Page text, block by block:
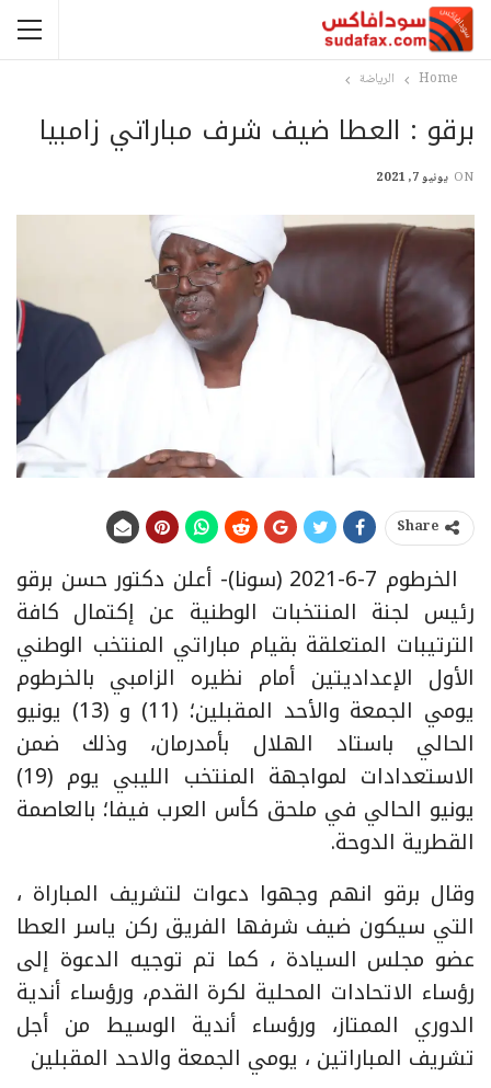
Home الرياضة
برقو : العطا ضيف شرف مباراتي زامبيا
ON يونيو 7, 2021
Share
الخرطوم 7-6-2021 (سونا)- أعلن دكتور حسن برقو
رئيس لجنة المنتخبات الوطنية عن إكتمال كافة
الترتيبات المتعلقة بقيام مباراتي المنتخب الوطني
الأول الإعداديتين أمام نظيره الزامبي بالخرطوم
يومي الجمعة والأحد المقبلين؛ (11) و (13) يونيو
الحالي باستاد الهلال بأمدرمان، وذلك ضمن
الاستعدادات لمواجهة المنتخب الليبي يوم (19)
يونيو الحالي في ملحق كأس العرب فيفا؛ بالعاصمة
القطرية الدوحة.
وقال برقو انهم وجهوا دعوات لتشريف المباراة ،
التي سيكون ضيف شرفها الفريق ركن ياسر العطا
عضو مجلس السيادة ، كما تم توجيه الدعوة إلى
رؤساء الاتحادات المحلية لكرة القدم، ورؤساء أندية
الدوري الممتاز، ورؤساء أندية الوسيط من أجل
تشريف المباراتين ، يومي الجمعة والاحد المقبلين